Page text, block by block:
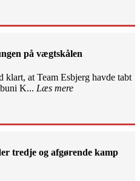
på vægtskålen
klart, at Team Esbjerg havde tabt
K... Læs mere
tredje og afgørende kamp